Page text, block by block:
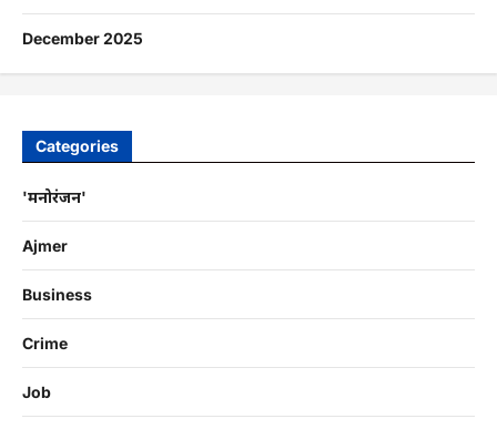
December 2025
Categories
'मनोरंजन'
Ajmer
Business
Crime
Job